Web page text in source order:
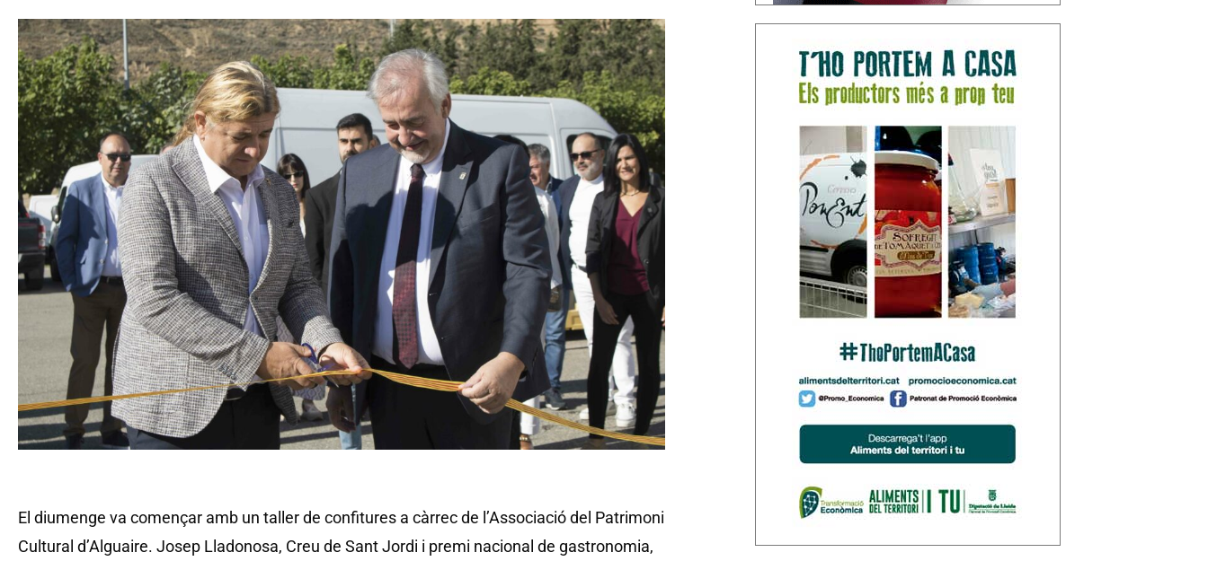
El diumenge va començar amb un taller de confitures a càrrec de l’Associació del Patrimoni
Cultural d’Alguaire. Josep Lladonosa, Creu de Sant Jordi i premi nacional de gastronomia,